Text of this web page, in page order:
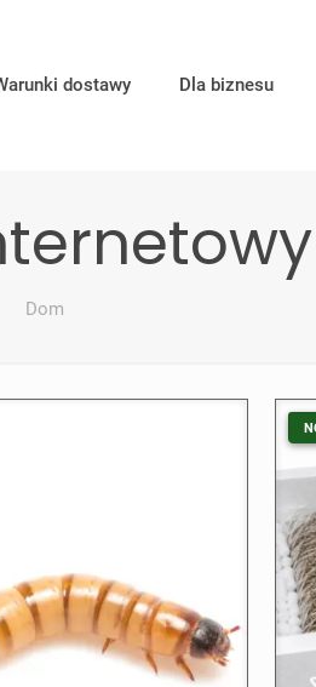
dostawy Dla biznesu
Dom